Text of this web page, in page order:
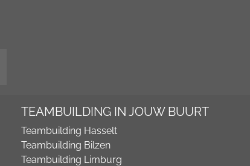
TEAMBUILDING IN JOUW BUURT
Teambuilding Hasselt
Teambuilding Bilzen
Teambuilding Limburg